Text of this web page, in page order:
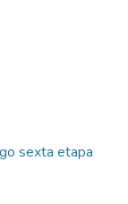
sexta etapa